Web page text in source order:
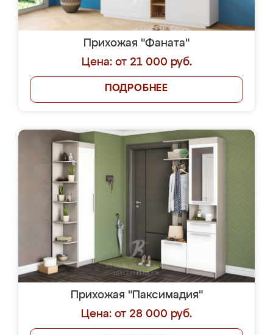
Прихожая "Фаната"
Цена: от 21 000 руб.
ПОДРОБНЕЕ
Прихожая "Паксимадия"
Цена: от 28 000 руб.